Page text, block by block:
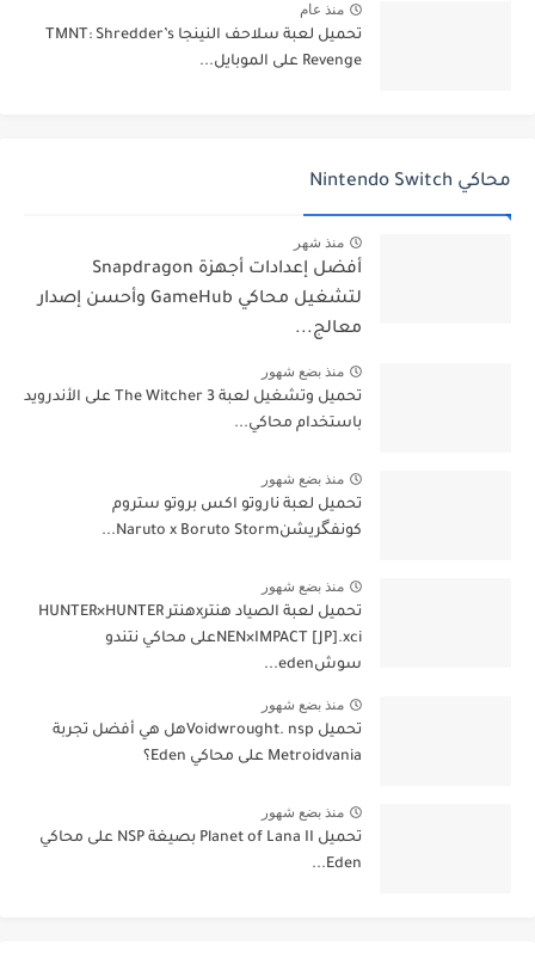
منذ عام
تحميل لعبة سلاحف النينجا TMNT: Shredder’s
Revenge على الموبايل...
محاكي Nintendo Switch
منذ شهر
أفضل إعدادات أجهزة Snapdragon
لتشغيل محاكي GameHub وأحسن إصدار
معالج...
منذ بضع شهور
تحميل وتشغيل لعبة The Witcher 3 على الأندرويد
باستخدام محاكي...
منذ بضع شهور
تحميل لعبة ناروتو اكس بروتو ستروم
كونفگريشنNaruto x Boruto Storm...
منذ بضع شهور
تحميل لعبة الصياد هنترxهنتر HUNTER×HUNTER
NEN×IMPACT [JP].xciعلى محاكي نتندو
سوشeden...
منذ بضع شهور
تحميل Voidwrought. nspهل هي أفضل تجربة
Metroidvania على محاكي Eden؟
منذ بضع شهور
تحميل Planet of Lana II بصيغة NSP على محاكي
Eden...